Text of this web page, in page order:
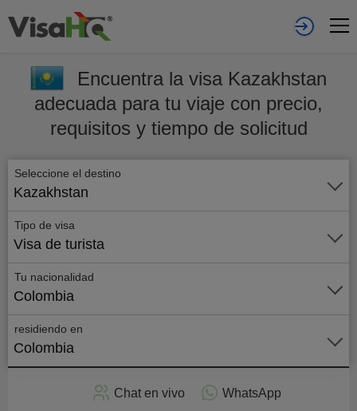
Encuentra la visa Kazakhstan
adecuada para tu viaje con precio,
requisitos y tiempo de solicitud
Seleccione el destino
Kazakhstan
Tipo de visa
Visa de turista
Tu nacionalidad
Colombia
residiendo en
Colombia
Chat en vivo WhatsApp